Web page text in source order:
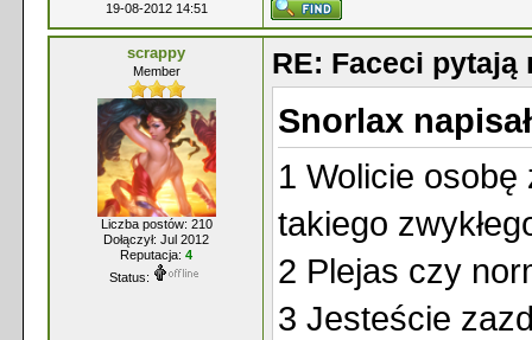
19-08-2012 14:51
scrappy
Member
Liczba postów: 210
Dołączył: Jul 2012
Reputacja: 4
Status:
RE: Faceci pytają
Snorlax
1 Wolicie
takiego
2 Plejas czy
3 Jesteście